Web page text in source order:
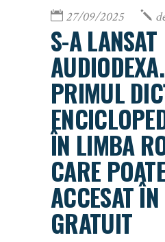
27/09/2025
S-A LANSAT
PRIMUL
ÎN LIMBA
CARE
ACCESAT
GRATUIT